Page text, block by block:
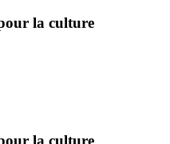
la culture
la culture